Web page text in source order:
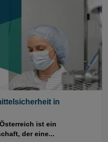
in
ist ein
der eine...